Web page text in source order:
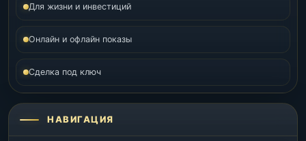
Для жизни и инвестиций
Онлайн и офлайн показы
Сделка под ключ
НАВИГАЦИЯ